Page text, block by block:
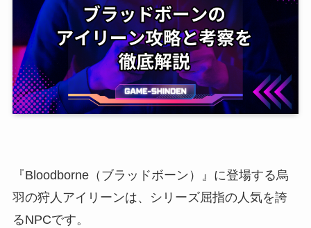
『Bloodborne（ブラッドボーン）』に登場する烏
羽の狩人アイリーンは、シリーズ屈指の人気を誇
るNPCです。